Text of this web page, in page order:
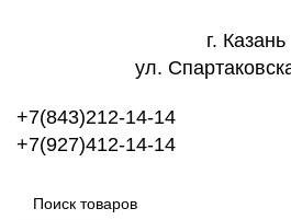
г. Казань
ул.
+7(843)212-14-14
+7(927)412-14-14